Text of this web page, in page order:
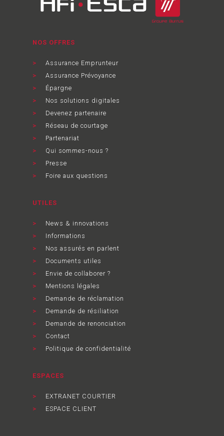
NOS OFFRES
Assurance Emprunteur
Assurance Prévoyance
Épargne
Nos solutions digitales
Devenez partenaire
Réseau de courtage
Partenariat
Qui sommes-nous ?
Presse
Foire aux questions
UTILES
News & innovations
Informations
Nos assurés en parlent
Documents utiles
Envie de collaborer ?
Mentions légales
Demande de réclamation
Demande de résiliation
Demande de renonciation
Contact
Politique de confidentialité
ESPACES
EXTRANET COURTIER
ESPACE CLIENT